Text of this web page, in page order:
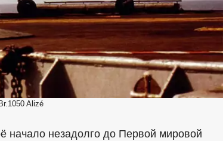
Alizé
начало незадолго до Первой мировой